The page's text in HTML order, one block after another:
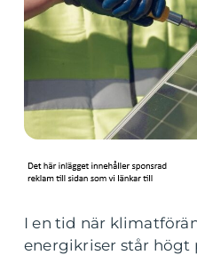
I en tid när
energikriser står